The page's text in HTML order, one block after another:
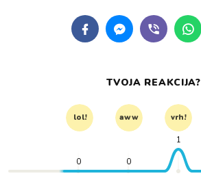
TVOJA REAKCIJA?
lol! aww vrh!
0 0
1